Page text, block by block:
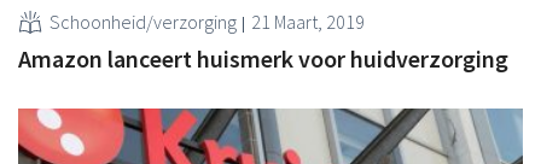
Schoonheid/verzorging 21 Maart, 2019
Amazon lanceert huismerk voor huidverzorging